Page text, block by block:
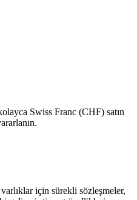
Swiss Franc (CHF) satın
için sürekli sözleşmeler,